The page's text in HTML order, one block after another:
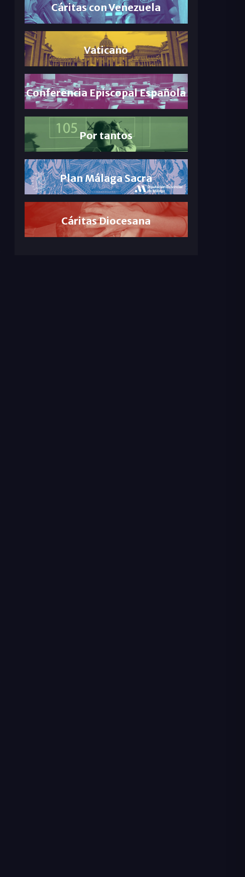
Cáritas con Venezuela
Vaticano
Conferencia Episcopal Española
Por tantos
Plan Málaga Sacra
Cáritas Diocesana